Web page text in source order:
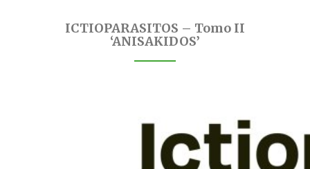
ICTIOPARASITOS – Tomo II
‘ANISAKIDOS’